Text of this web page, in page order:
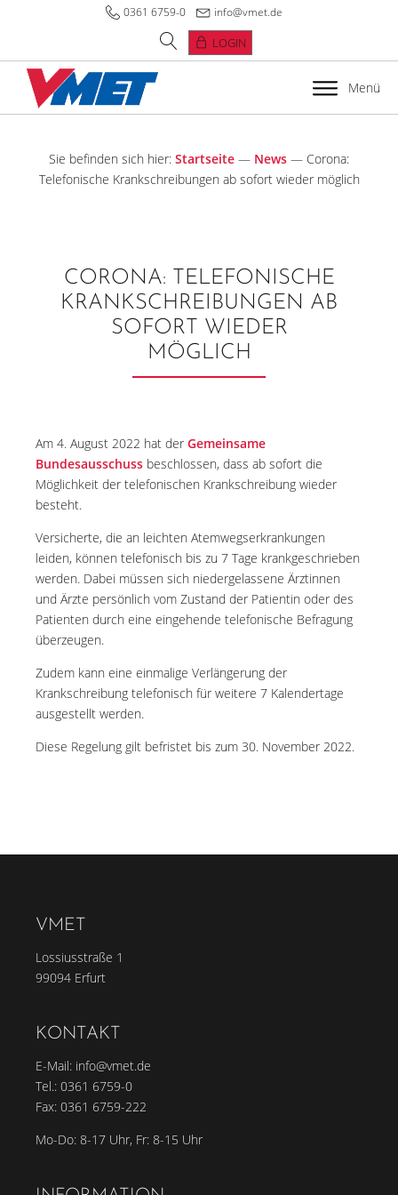
0361 6759-0 info@vmet.de
LOGIN
Menü
Sie befinden sich hier: Startseite — News — Corona:
Telefonische Krankschreibungen ab sofort wieder möglich
CORONA: TELEFONISCHE
KRANKSCHREIBUNGEN AB
SOFORT WIEDER
MÖGLICH
Am 4. August 2022 hat der Gemeinsame
Bundesausschuss beschlossen, dass ab sofort die
Möglichkeit der telefonischen Krankschreibung wieder
besteht.
Versicherte, die an leichten Atemwegserkrankungen
leiden, können telefonisch bis zu 7 Tage krankgeschrieben
werden. Dabei müssen sich niedergelassene Ärztinnen
und Ärzte persönlich vom Zustand der Patientin oder des
Patienten durch eine eingehende telefonische Befragung
überzeugen.
Zudem kann eine einmalige Verlängerung der
Krankschreibung telefonisch für weitere 7 Kalendertage
ausgestellt werden.
Diese Regelung gilt befristet bis zum 30. November 2022.
VMET
Lossiusstraße 1
99094 Erfurt
KONTAKT
E-Mail: info@vmet.de
Tel.: 0361 6759-0
Fax: 0361 6759-222
Mo-Do: 8-17 Uhr, Fr: 8-15 Uhr